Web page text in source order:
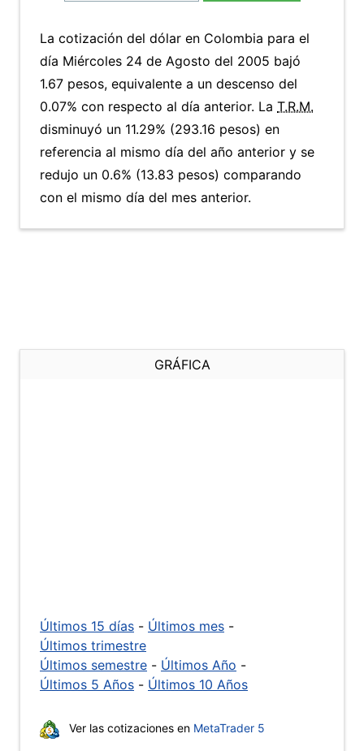
La cotización del dólar en Colombia para el
día Miércoles 24 de Agosto del 2005 bajó
1.67 pesos, equivalente a un descenso del
0.07% con respecto al día anterior. La T.R.M.
disminuyó un 11.29% (293.16 pesos) en
referencia al mismo día del año anterior y se
redujo un 0.6% (13.83 pesos) comparando
con el mismo día del mes anterior.
GRÁFICA
Últimos 15 días - Últimos mes -
Últimos trimestre
Últimos semestre - Últimos Año -
Últimos 5 Años - Últimos 10 Años
Ver las cotizaciones en MetaTrader 5